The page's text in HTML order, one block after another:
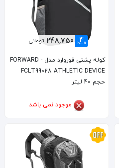
4
قسط 248,750 تومانی
کوله پشتی فوروارد مدل FORWARD -
FCLT99028 ATHLETIC DEVICE
حجم 40 لیتر
موجود نمی باشد